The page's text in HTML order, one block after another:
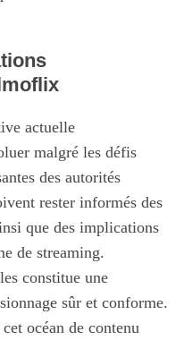
actuelle
malgré les défis
des autorités
rester informés des
que des implications
de streaming.
constitue une
sûr et conforme.
océan de contenu